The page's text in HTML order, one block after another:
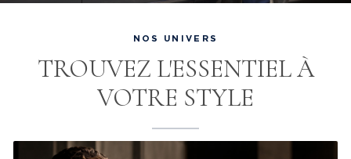
NOS UNIVERS
TROUVEZ L'ESSENTIEL À
VOTRE STYLE